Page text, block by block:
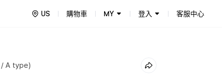
US 購物車 MY 登入 客服中心
A type)